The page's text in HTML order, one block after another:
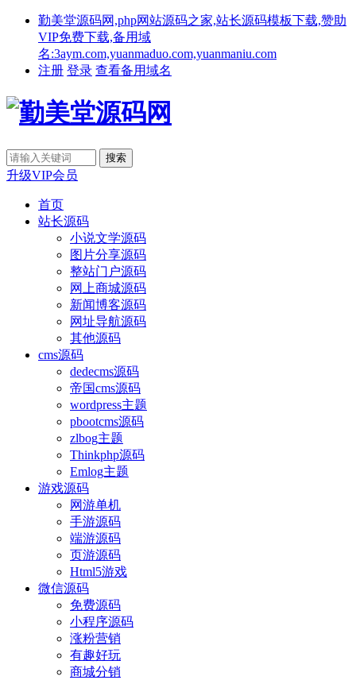
勤美堂源码网,php网站源码之家,站长源码模板下载,赞助
VIP免费下载,备用域
名:3aym.com,yuanmaduo.com,yuanmaniu.com
注册 登录 查看备用域名
升级VIP会员
首页
站长源码
小说文学源码
图片分享源码
整站门户源码
网上商城源码
新闻博客源码
网址导航源码
其他源码
cms源码
dedecms源码
帝国cms源码
wordpress主题
pbootcms源码
zlbog主题
Thinkphp源码
Emlog主题
游戏源码
网游单机
手游源码
端游源码
页游源码
Html5游戏
微信源码
免费源码
小程序源码
涨粉营销
有趣好玩
商城分销